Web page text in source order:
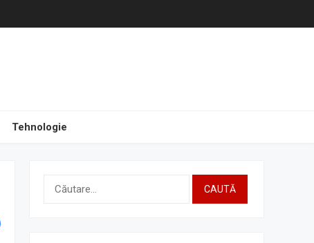
Tehnologie
Caută